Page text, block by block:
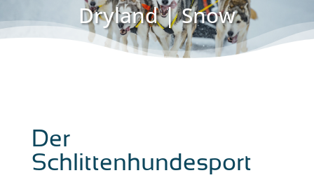
Dryland | Snow
Der
Schlittenhundesport